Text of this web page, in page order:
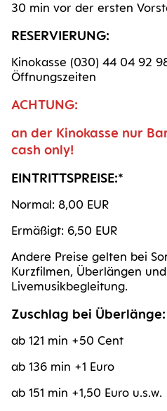
30 min vor der ers­ten
RESER­VIE­RUNG:
Kino­kas­se (030) 44 04 92
Öffnungszeiten
ACH­TUNG:
an der Kino­kas­se nur
cash only!
EIN­TRITTS­PREI­SE:*
Nor­mal: 8,00 EUR
Ermä­ßigt: 6,50 EUR
Ande­re Prei­se gel­ten bei
Kurz­fil­men, Über­län­gen
Livemusikbegleitung.
Zuschlag bei Überlänge:
ab 121 min +50 Cent
ab 136 min +1 Euro
ab 151 min +1,50 Euro u.s.w.